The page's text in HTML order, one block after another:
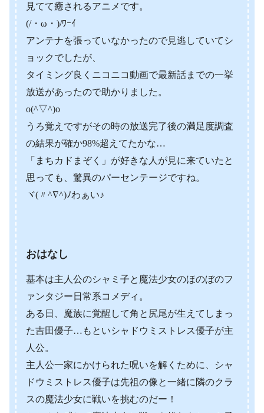
見てて癒されるアニメです。
(/・ω・)/ﾜｰｲ
アンテナを張っていなかったので見逃していてシ
ョックでしたが、
タイミング良くニコニコ動画で最新話までの一挙
放送があったので助かりました。
o(^▽^)o
うろ覚えですがその時の放送完了後の満足度調査
の結果が確か98%超えてたかな…
「まちカドまぞく」が好きな人が見に来ていたと
思っても、驚異のパーセンテージですね。
ヾ(〃^∇^)ﾉわぁい♪
おはなし
基本は主人公のシャミ子と魔法少女のほのぼのフ
ァンタジー日常系コメディ。
ある日、魔族に覚醒して角と尻尾が生えてしまっ
た吉田優子…もといシャドウミストレス優子が主
人公。
主人公一家にかけられた呪いを解くために、シャ
ドウミストレス優子は先祖の像と一緒に隣のクラ
スの魔法少女に戦いを挑むのだー！